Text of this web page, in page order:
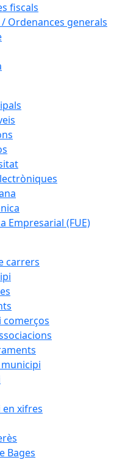
fiscals
Ordenances generals
Empresarial (FUE)
carrers
comerços
en xifres
Bages